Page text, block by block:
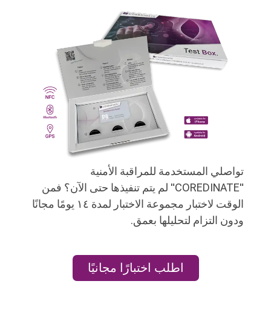
تواصلي المستخدمة للمراقبة الأمنية
"COREDINATE" لم يتم تنفيذها حتى الآن؟ فمن
الوقت لاختبار مجموعة الاختبار لمدة ١٤ يومًا مجانًا
ودون التزام لتحليلها بعمق.
اطلب اختبارًا مجانيًا